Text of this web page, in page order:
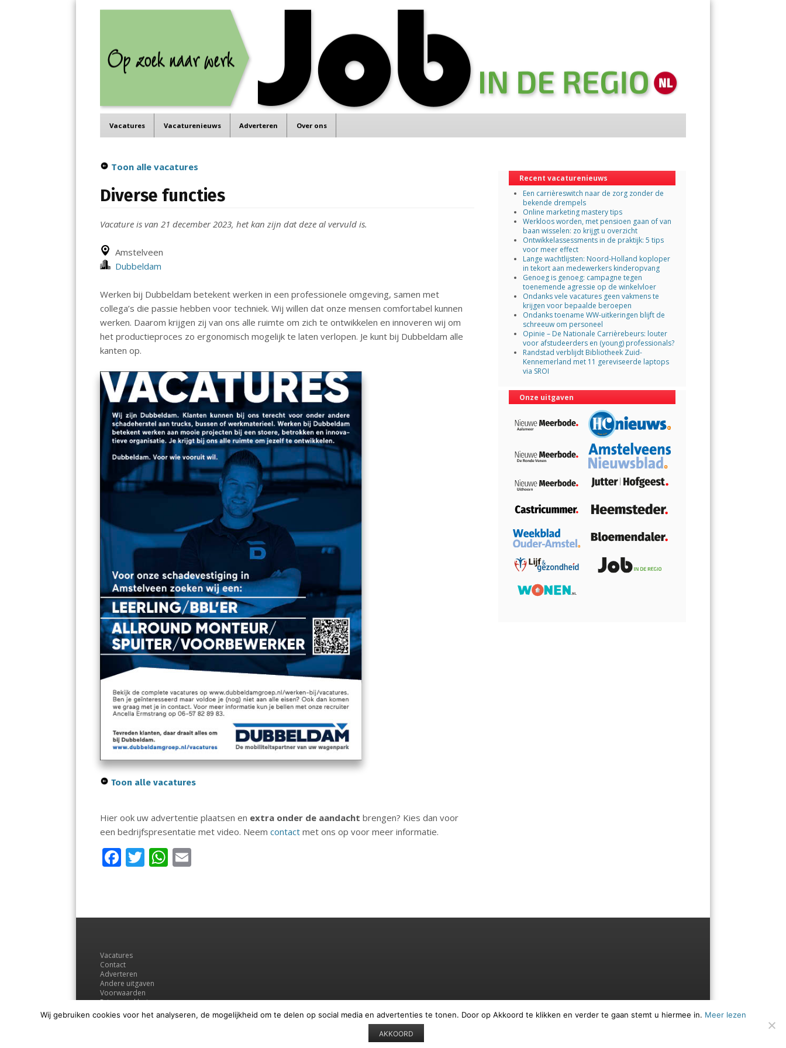
Menu
Vacatures Vacaturenieuws Adverteren Over ons
Toon alle vacatures
Diverse functies
Vacature is van 21 december 2023, het kan zijn dat deze al vervuld is.
Amstelveen
Dubbeldam
Werken bij Dubbeldam betekent werken in een professionele omgeving, samen met
collega’s die passie hebben voor techniek. Wij willen dat onze mensen comfortabel kunnen
werken. Daarom krijgen zij van ons alle ruimte om zich te ontwikkelen en innoveren wij om
het productieproces zo ergonomisch mogelijk te laten verlopen. Je kunt bij Dubbeldam alle
kanten op.
Toon alle vacatures
Hier ook uw advertentie plaatsen en extra onder de aandacht brengen? Kies dan voor
een bedrijfspresentatie met video. Neemcontact met ons op voor meer informatie.
F
b
o
k
T
er
W
s l
Recent vacaturenieuws
Een carrièreswitch naar de zorg zonder de
bekende drempels
Online marketing mastery tips
Werkloos worden, met pensioen gaan of van
baan wisselen: zo krijgt u overzicht
Ontwikkelassessments in de praktijk: 5 tips
voor meer effect
Lange wachtlijsten: Noord-Holland koploper
in tekort aan medewerkers kinderopvang
Genoeg is genoeg: campagne tegen
toenemende agressie op de winkelvloer
Ondanks vele vacatures geen vakmens te
krijgen voor bepaalde beroepen
Ondanks toename WW-uitkeringen blijft de
schreeuw om personeel
Opinie – De Nationale Carrièrebeurs: louter
voor afstudeerders en (young) professionals?
Randstad verblijdt Bibliotheek Zuid-
Kennemerland met 11 gereviseerde laptops
via SROI
Onze uitgaven
Vacatures
Contact
Adverteren
Andere uitgaven
Voorwaarden
Privacyverklaring
Wij gebruiken cookies voor het analyseren, de mogelijkheid om te delen op social media en advertenties te tonen. Door op Akkoord te klikken en verder te gaan stemt u hiermee in. Meer lezen
AKKOORD